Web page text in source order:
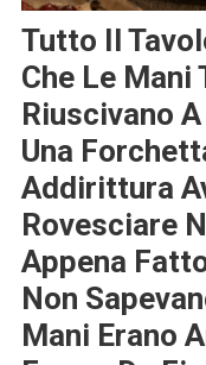
Tutto Il
Che Le Mani
Riuscivano
Una
Addirittura
Rovesciare
Appena
Non
Mani Erano